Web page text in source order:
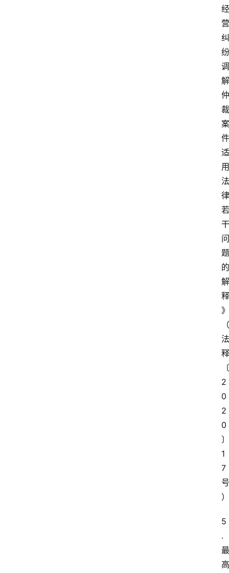
经
营
纠
纷
调
解
仲
裁
案
件
适
用
法
律
若
干
问
题
的
解
释
》
（
法
释
〔
2
0
2
0
〕
1
7
号
）
5
.
最
高